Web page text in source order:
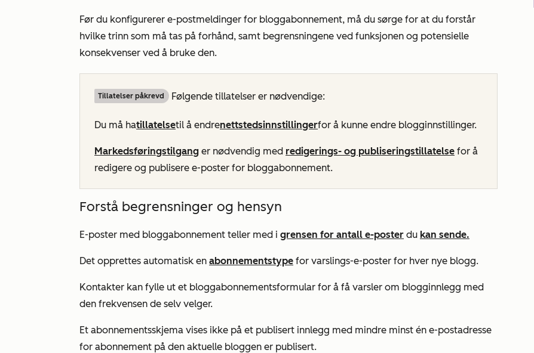
Før du konfigurerer e-postmeldinger for bloggabonnement, må du sørge for at du forstår
hvilke trinn som må tas på forhånd, samt begrensningene ved funksjonen og potensielle
konsekvenser ved å bruke den.
Tillatelser påkrevd Følgende tillatelser er nødvendige:
Du må hatillatelsetil å endrenettstedsinnstillingerfor å kunne endre blogginnstillinger.
Markedsføringstilgang er nødvendig med redigerings- og publiseringstillatelse for å
redigere og publisere e-poster for bloggabonnement.
Forstå begrensninger og hensyn
E-poster med bloggabonnement teller med i grensen for antall e-poster du kan sende.
Det opprettes automatisk en abonnementstype for varslings-e-poster for hver nye blogg.
Kontakter kan fylle ut et bloggabonnementsformular for å få varsler om blogginnlegg med
den frekvensen de selv velger.
Et abonnementsskjema vises ikke på et publisert innlegg med mindre minst én e-postadresse
for abonnement på den aktuelle bloggen er publisert.